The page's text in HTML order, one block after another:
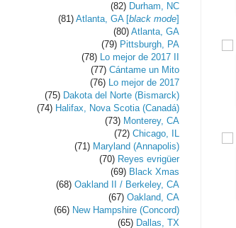
(82) Durham, NC
(81) Atlanta, GA [black mode]
(80) Atlanta, GA
(79) Pittsburgh, PA
(78) Lo mejor de 2017 II
(77) Cántame un Mito
(76) Lo mejor de 2017
(75) Dakota del Norte (Bismarck)
(74) Halifax, Nova Scotia (Canadá)
(73) Monterey, CA
(72) Chicago, IL
(71) Maryland (Annapolis)
(70) Reyes evrigüer
(69) Black Xmas
(68) Oakland II / Berkeley, CA
(67) Oakland, CA
(66) New Hampshire (Concord)
(65) Dallas, TX